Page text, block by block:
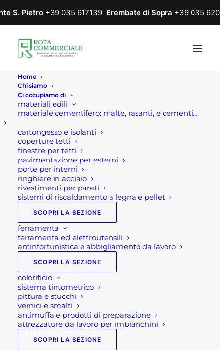
S. Pietro +39 035 617139 Brembate di Sopra +39 035
Home
Chi siamo
Ci occupiamo di
materiali edili
materiale cementifero: malte, rasanti, e cementi…
cartongesso e isolanti
coperture tetti
finestre per tetti
pavimentazione per esterni
porte per interni
ringhiere in acciaio
rivestimenti per pareti
sistemi di riscaldamento a legna e pellet
SCOPRI LA SEZIONE
ferramenta
ferramenta ed elettroutensili
antinfortunistica e abbigliamento da lavoro
SCOPRI LA SEZIONE
colorificio
sistema tintometrico
pittura e stucchi
vernici e smalti
antimuffa e prodotti di preparazione
attrezzature da lavoro per imbianchini
SCOPRI LA SEZIONE